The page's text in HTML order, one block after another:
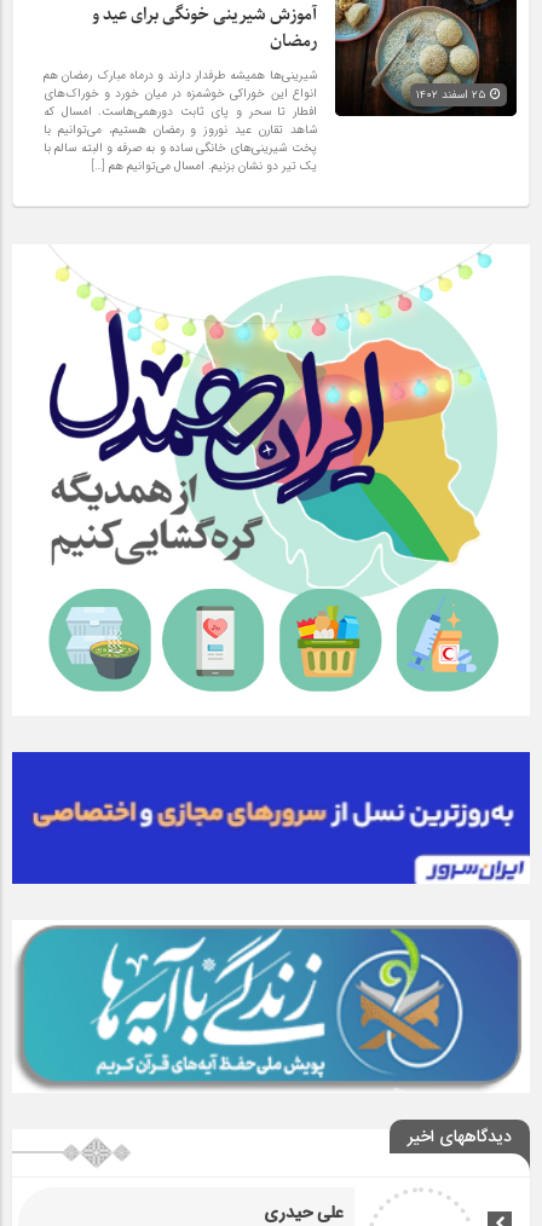
آموزش شیرینی خونگی برای عید و
رمضان
شیرینی‌ها همیشه طرفدار دارند و درماه مبارک رمضان هم
انواع این خوراکی‌ خوشمزه در میان خورد و خوراک‌های
افطار تا سحر و پای ثابت دورهمی‌هاست. امسال که
شاهد تقارن عید نوروز و رمضان هستیم، می‌توانیم با
پخت شیرینی‌های خانگی ساده و به صرفه و البته سالم با
یک تیر دو نشان بزنیم. امسال می‌توانیم هم […]
دیدگاههای اخیر
علی حیدری